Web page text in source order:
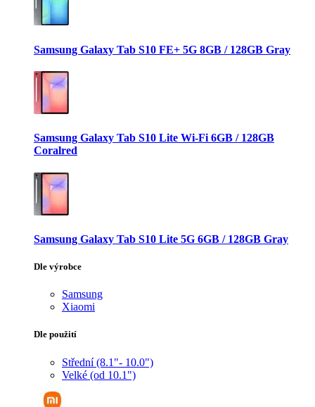
Samsung Galaxy Tab S10 FE+ 5G 8GB / 128GB Gray
Samsung Galaxy Tab S10 Lite Wi-Fi 6GB / 128GB
Coralred
Samsung Galaxy Tab S10 Lite 5G 6GB / 128GB Gray
Dle výrobce
Samsung
Xiaomi
Dle použití
Střední (8.1"- 10.0")
Velké (od 10.1")